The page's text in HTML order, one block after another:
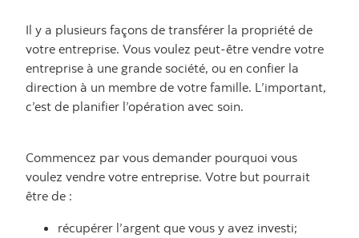
Il y a plusieurs façons de transférer la propriété de
votre entreprise. Vous voulez peut-être vendre votre
entreprise à une grande société, ou en confier la
direction à un membre de votre famille. L’important,
c’est de planifier l’opération avec soin.
Commencez par vous demander pourquoi vous
voulez vendre votre entreprise. Votre but pourrait
être de :
récupérer l’argent que vous y avez investi;